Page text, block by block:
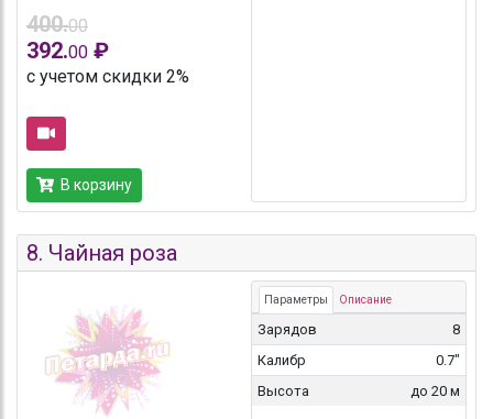
400.00
392.00 ₽
с учетом скидки 2%
В корзину
8. Чайная роза
Параметры Описание
Зарядов
8
Калибр
0.7"
Высота
до 20 м